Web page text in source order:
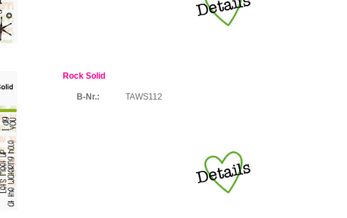
Rock Solid
B-Nr.: TAWS112